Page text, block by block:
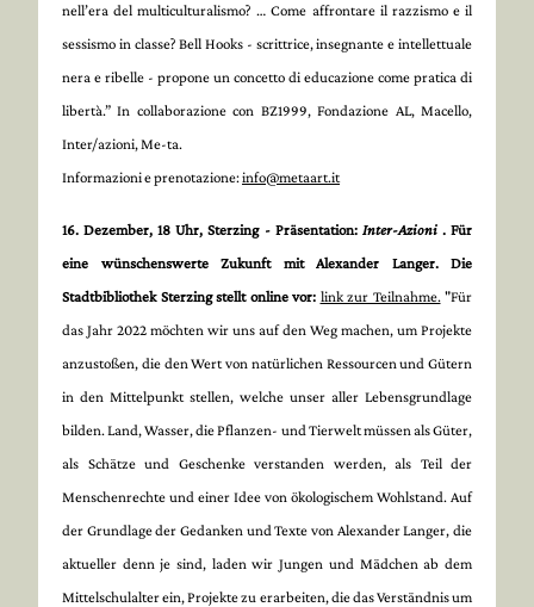
nell’era del multiculturalismo? … Come affrontare il razzismo e il
sessismo in classe? Bell Hooks - scrittrice, insegnante e intellettuale
nera e ribelle - propone un concetto di educazione come pratica di
libertà.” In collaborazione con BZ1999, Fondazione AL, Macello,
Inter/azioni, Me-ta.
Informazioni e prenotazione:info@metaart.it
16. Dezember, 18 Uhr, Sterzing - Präsentation: Inter-Azioni . Für
eine wünschenswerte Zukunft mit Alexander Langer. Die
Stadtbibliothek Sterzing stellt online vor: link zur Teilnahme."Für
das Jahr 2022 möchten wir uns auf den Weg machen, um Projekte
anzustoßen, die den Wert von natürlichen Ressourcen und Gütern
in den Mittelpunkt stellen, welche unser aller Lebensgrundlage
bilden. Land, Wasser, die Pflanzen- und Tierwelt müssen als Güter,
als Schätze und Geschenke verstanden werden, als Teil der
Menschenrechte und einer Idee von ökologischem Wohlstand. Auf
der Grundlage der Gedanken und Texte von Alexander Langer, die
aktueller denn je sind, laden wir Jungen und Mädchen ab dem
Mittelschulalter ein, Projekte zu erarbeiten, die das Verständnis um